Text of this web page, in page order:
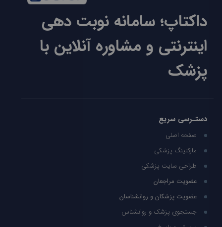
داکتاپ؛ سامانه نوبت دهی
اینترنتی و مشاوره آنلاین با
پزشک
دستـرسی سریع
صفحه اصلی
مارکتینگ پزشکی
طراحی سایت پزشکی
عضویت مراجعان
عضویت پزشکان و روانشناسان
جستجوی پزشک و روانشناس